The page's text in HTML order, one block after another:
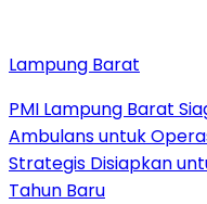
Lampung Barat
PMI Lampung Barat
Ambulans untuk
Strategis Disiapkan
Tahun Baru